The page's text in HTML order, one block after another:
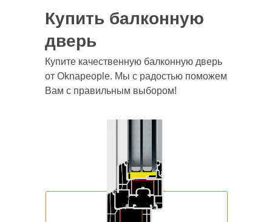
Купить балконную
дверь
Купите качественную балконную дверь
от Oknapeople. Мы с радостью поможем
Вам с правильным выбором!